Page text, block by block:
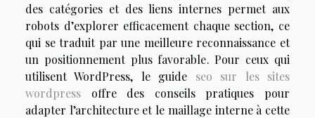
des catégories et des liens internes permet aux
robots d’explorer efficacement chaque section, ce
qui se traduit par une meilleure reconnaissance et
un positionnement plus favorable. Pour ceux qui
utilisent WordPress, le guide seo sur les sites
wordpress offre des conseils pratiques pour
adapter l’architecture et le maillage interne à cette